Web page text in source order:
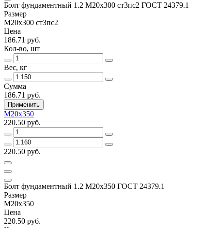
Болт фундаментный 1.2 М20х300 ст3пс2 ГОСТ 24379.1
Размер
М20х300 ст3пс2
Цена
186.71 руб.
Кол-во, шт
Вес, кг
Сумма
186.71 руб.
Применить
М20х350
220.50 руб.
220.50 руб.
Болт фундаментный 1.2 М20х350 ГОСТ 24379.1
Размер
М20х350
Цена
220.50 руб.